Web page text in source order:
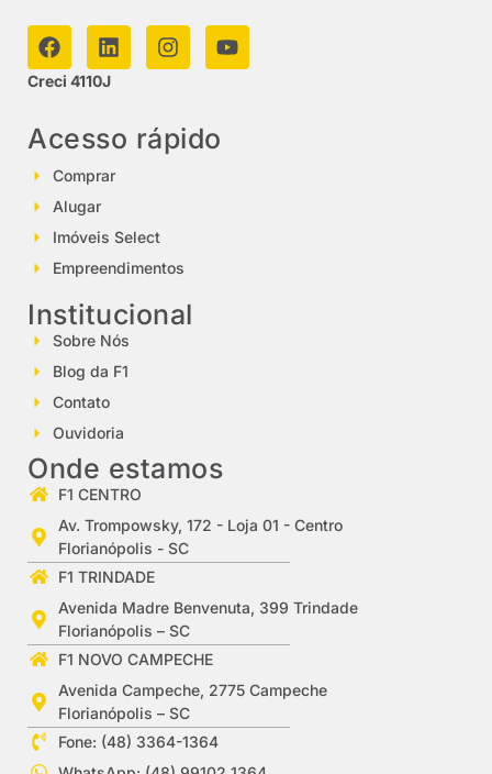
Creci 4110J
Acesso rápido
Comprar
Alugar
Imóveis Select
Empreendimentos
Institucional
Sobre Nós
Blog da F1
Contato
Ouvidoria
Onde estamos
F1 CENTRO
Av. Trompowsky, 172 - Loja 01 - Centro
Florianópolis - SC
F1 TRINDADE
Avenida Madre Benvenuta, 399 Trindade
Florianópolis – SC
F1 NOVO CAMPECHE
Avenida Campeche, 2775 Campeche
Florianópolis – SC
Fone: (48) 3364-1364